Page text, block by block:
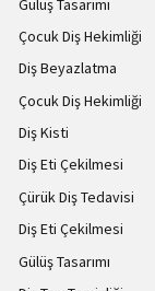
Çocuk Diş Hekimliği
Diş Beyazlatma
Çocuk Diş Hekimliği
Diş Kisti
Diş Eti Çekilmesi
Çürük Diş Tedavisi
Diş Eti Çekilmesi
Gülüş Tasarımı